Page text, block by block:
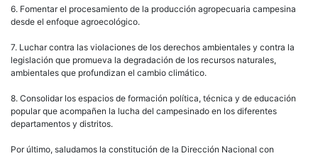
6. Fomentar el procesamiento de la producción agropecuaria campesina
desde el enfoque agroecológico.
7. Luchar contra las violaciones de los derechos ambientales y contra la
legislación que promueva la degradación de los recursos naturales,
ambientales que profundizan el cambio climático.
8. Consolidar los espacios de formación política, técnica y de educación
popular que acompañen la lucha del campesinado en los diferentes
departamentos y distritos.
Por último, saludamos la constitución de la Dirección Nacional con